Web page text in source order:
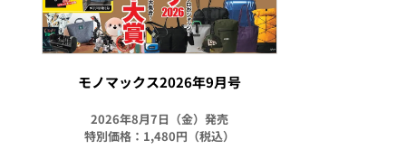
モノマックス2026年9月号
2026年8月7日（金）発売
特別価格：1,480円（税込）